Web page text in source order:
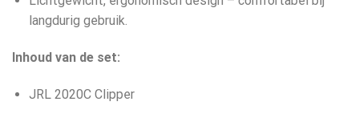
langdurig gebruik.
Inhoud van de set:
JRL 2020C Clipper